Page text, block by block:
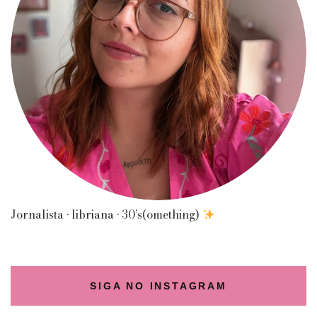
Jornalista • libriana • 30’s(omething)
SIGA NO INSTAGRAM